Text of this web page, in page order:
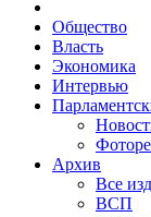
Общество
Власть
Экономика
Интервью
Архив
Все
ВСП